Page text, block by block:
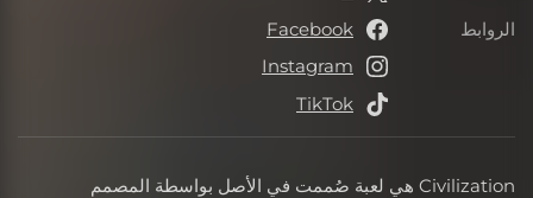
Civilization هي لعبة صُممت في الأصل بواسطة المصمم
الروابط الروابطFacebook
Instagram
TikTok